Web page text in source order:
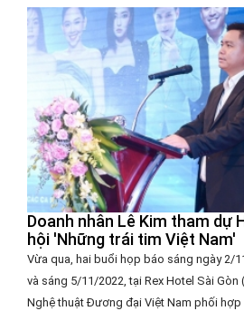
Doanh nhân Lê Kim tham dự
hội 'Những trái tim Việt Nam'
Vừa qua, hai buổi họp báo sáng ngày 2/
và sáng 5/11/2022, tại Rex Hotel Sài Gòn
Nghệ thuật Đương đại Việt Nam phối hợp